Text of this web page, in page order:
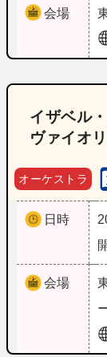
会場
イザベル
ヴァイオ
オーケストラ
日時
会場